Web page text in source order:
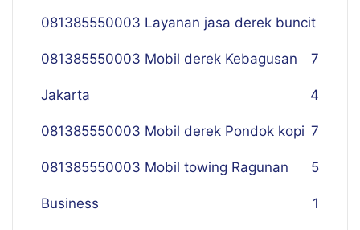
081385550003 Layanan jasa derek buncit
7
081385550003 Mobil derek Kebagusan
Jakarta 4
081385550003 Mobil derek Pondok kopi 7
081385550003 Mobil towing Ragunan 5
Business 1